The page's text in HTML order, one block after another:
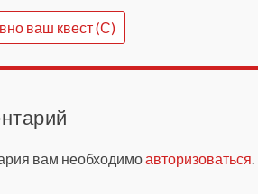
ваш квест (С)
вам необходимоавторизоваться.